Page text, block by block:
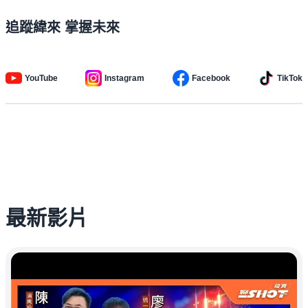
追蹤緯來 掌握未來
YouTube Instagram Facebook TikTok
最新影片